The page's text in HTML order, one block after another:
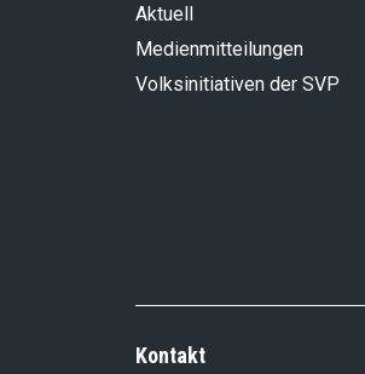
Aktuell
Medienmitteilungen
Volksinitiativen der SVP
Kontakt